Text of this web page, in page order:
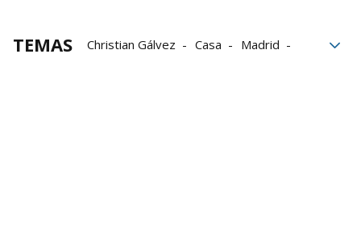
TEMAS Christian Gálvez Casa
Madrid